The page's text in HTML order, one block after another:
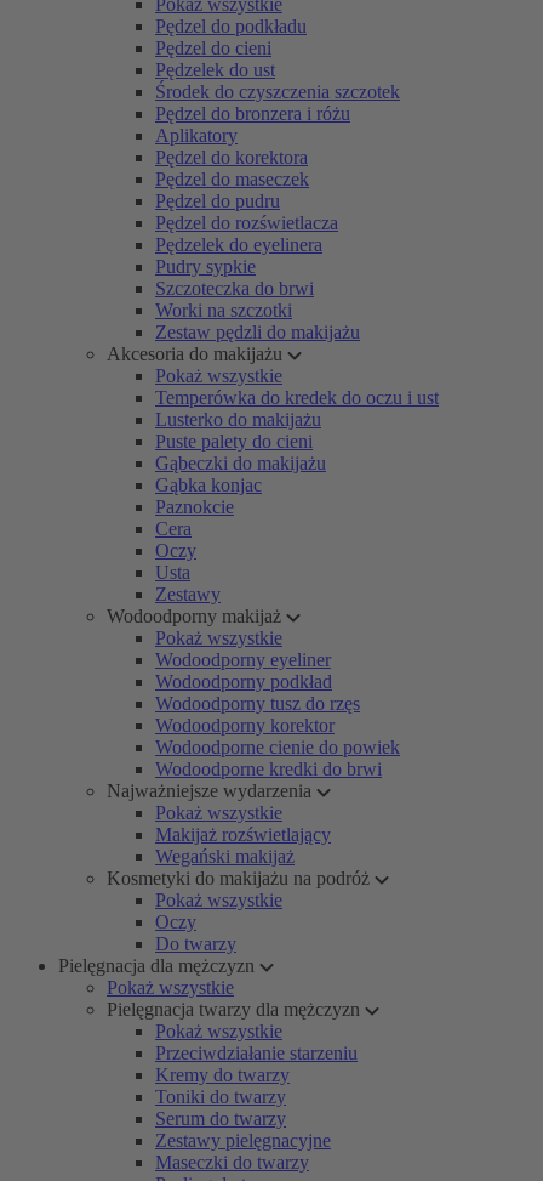
Pokaż wszystkie
Pędzel do podkładu
Pędzel do cieni
Pędzelek do ust
Środek do czyszczenia szczotek
Pędzel do bronzera i różu
Aplikatory
Pędzel do korektora
Pędzel do maseczek
Pędzel do pudru
Pędzel do rozświetlacza
Pędzelek do eyelinera
Pudry sypkie
Szczoteczka do brwi
Worki na szczotki
Zestaw pędzli do makijażu
Akcesoria do makijażu
Pokaż wszystkie
Temperówka do kredek do oczu i ust
Lusterko do makijażu
Puste palety do cieni
Gąbeczki do makijażu
Gąbka konjac
Paznokcie
Cera
Oczy
Usta
Zestawy
Wodoodporny makijaż
Pokaż wszystkie
Wodoodporny eyeliner
Wodoodporny podkład
Wodoodporny tusz do rzęs
Wodoodporny korektor
Wodoodporne cienie do powiek
Wodoodporne kredki do brwi
Najważniejsze wydarzenia
Pokaż wszystkie
Makijaż rozświetlający
Wegański makijaż
Kosmetyki do makijażu na podróż
Pokaż wszystkie
Oczy
Do twarzy
Pielęgnacja dla mężczyzn
Pokaż wszystkie
Pielęgnacja twarzy dla mężczyzn
Pokaż wszystkie
Przeciwdziałanie starzeniu
Kremy do twarzy
Toniki do twarzy
Serum do twarzy
Zestawy pielęgnacyjne
Maseczki do twarzy